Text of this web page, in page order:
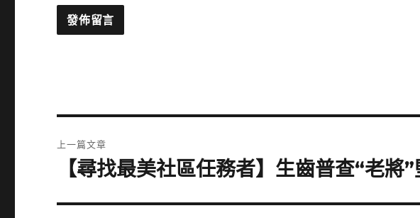
章
上一篇文章
篇
【尋找最美社區任務者】生齒普查“老將